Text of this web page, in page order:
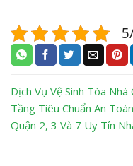
Dịch Vụ Vệ Sinh Tòa Nhà
Tầng Tiêu Chuẩn An
Quận 2, 3 Và 7 Uy Tín